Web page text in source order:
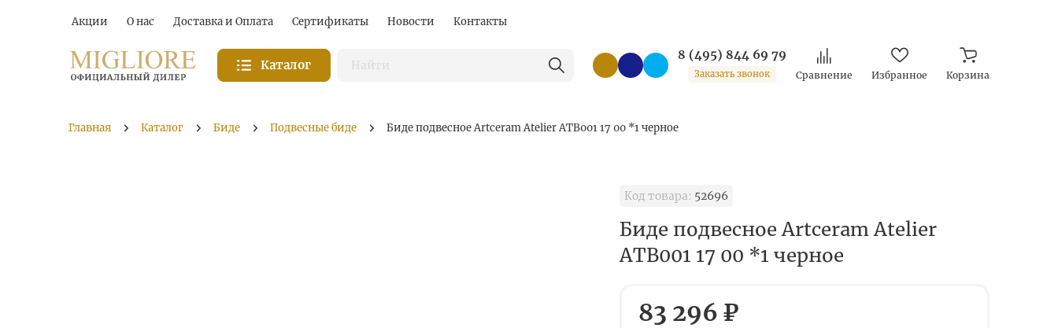
Акции О нас Доставка и Оплата Сертификаты Новости Контакты
Каталог
8 (495) 844 69 79
Заказать звонок Сравнение Избранное Корзина
Главная Каталог Биде Подвесные биде Биде подвесное Artceram Atelier ATB001 17 00 *1 черное
Код товара: 52696
Биде подвесное Artceram Atelier
ATB001 17 00 *1 черное
83 296 ₽